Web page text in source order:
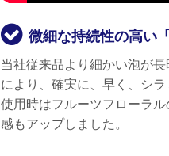
微細な持続性の高い
当社従来品より細かい泡が
により、確実に、早く、シラ
使用時はフルーツフローラ
感もアップしました。